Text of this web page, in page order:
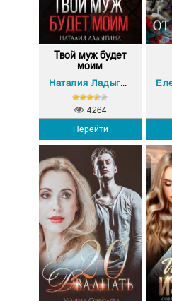
Твой муж будет
моим
Наталия Ладыгина
Перейти
4264